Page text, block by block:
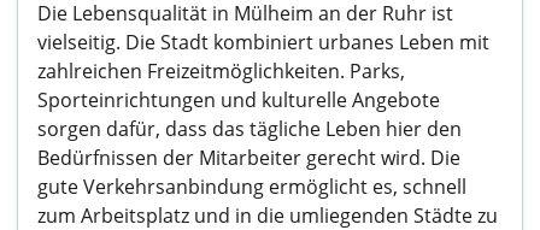
Die Lebensqualität in Mülheim an der Ruhr ist
vielseitig. Die Stadt kombiniert urbanes Leben mit
zahlreichen Freizeitmöglichkeiten. Parks,
Sporteinrichtungen und kulturelle Angebote
sorgen dafür, dass das tägliche Leben hier den
Bedürfnissen der Mitarbeiter gerecht wird. Die
gute Verkehrsanbindung ermöglicht es, schnell
zum Arbeitsplatz und in die umliegenden Städte zu